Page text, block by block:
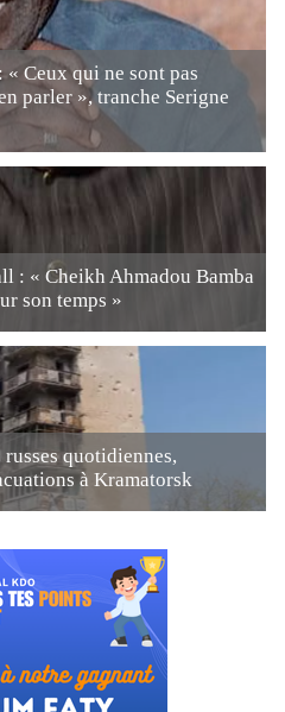
Ceux qui ne sont pas
parler », tranche Serigne
: « Cheikh Ahmadou Bamba
son temps »
quotidiennes,
à Kramatorsk